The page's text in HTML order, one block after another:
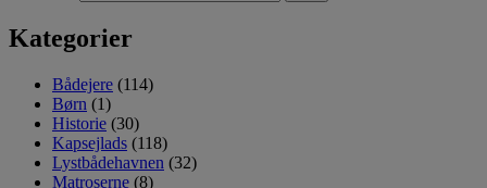
Kategorier
Bådejere (114)
Børn (1)
Historie (30)
Kapsejlads (118)
Lystbådehavnen (32)
Matroserne (8)